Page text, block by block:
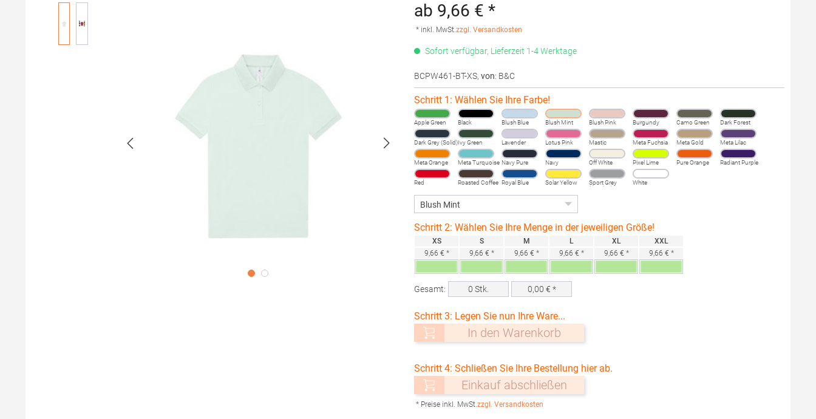
ab 9,66 € *
* inkl. MwSt.zzgl. Versandkosten
Sofort verfügbar, Lieferzeit 1-4 Werktage
BCPW461-BT-XS, von: B&C
Schritt 1: Wählen Sie Ihre Farbe!
Apple Green Black Blush Blue Blush Mint Blush Pink Burgundy Camo Green Dark Forest
Dark Grey (Solid)Ivy Green Lavender Lotus Pink Mastic Meta Fuchsia Meta Gold Meta Lilac
Meta Orange Meta Turquoise Navy Pure Navy Off White Pixel Lime Pure Orange Radiant Purple
Red Roasted Coffee Royal Blue Solar Yellow
Sport Grey
(Heather)
White
Schritt 2: Wählen Sie Ihre Menge in der jeweiligen Größe!
XS
9,66 € *
S
9,66 € *
M
9,66 € *
L
9,66 € *
XL
9,66 € *
XXL
9,66 € *
Gesamt: 0 Stk. 0,00 € *
Schritt 3: Legen Sie nun Ihre Ware...
In den Warenkorb
Schritt 4: Schließen Sie Ihre Bestellung hier ab.
Einkauf abschließen
* Preise inkl. MwSt.zzgl. Versandkosten